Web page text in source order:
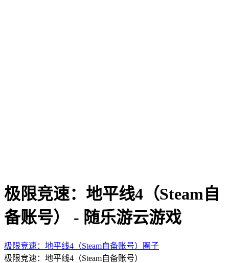
极限竞速：地平线4（Steam自
备账号） - 随乐游云游戏
极限竞速：地平线4（Steam自备账号）圈子
极限竞速：地平线4（Steam自备账号）